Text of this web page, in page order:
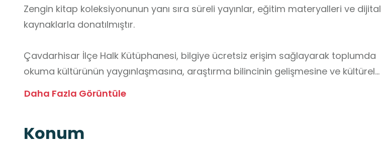
Zengin kitap koleksiyonunun yanı sıra süreli yayınlar, eğitim materyalleri ve dijital
kaynaklarla donatılmıştır.
Çavdarhisar İlçe Halk Kütüphanesi, bilgiye ücretsiz erişim sağlayarak toplumda
okuma kültürünün yaygınlaşmasına, araştırma bilincinin gelişmesine ve kültürel
Daha Fazla Görüntüle
Konum